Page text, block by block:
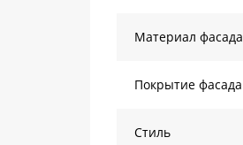
Материал фасада
Покрытие фасада
Стиль